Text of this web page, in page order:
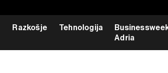
Razkošje Tehnologija
Adria